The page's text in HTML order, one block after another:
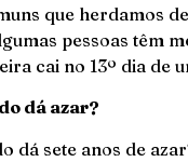
que herdamos
pessoas têm
cai no 13º dia de
dá azar?
dá sete anos de